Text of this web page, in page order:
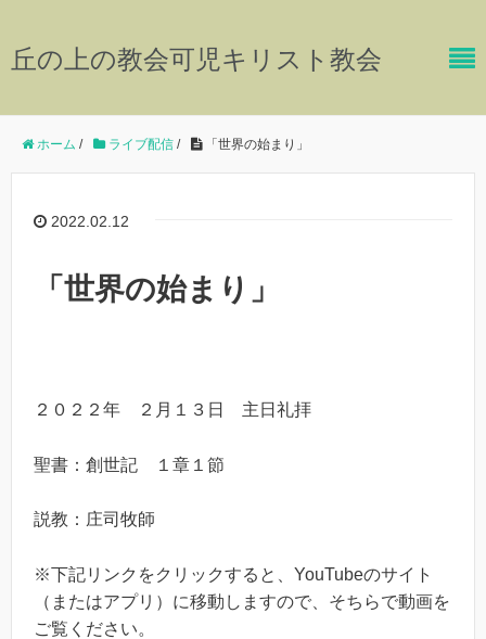
丘の上の教会可児キリスト教会
ホーム / ライブ配信 / 「世界の始まり」
2022.02.12
「世界の始まり」
２０２２年 ２月１３日 主日礼拝
聖書：創世記 １章１節
説教：庄司牧師
※下記リンクをクリックすると、YouTubeのサイト
（またはアプリ）に移動しますので、そちらで動画を
ご覧ください。